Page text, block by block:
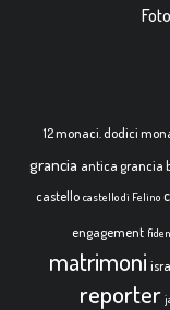
12 monaci. dodici
grancia antica grancia
castello castello di Felino
engagement
matrimoni
reporter